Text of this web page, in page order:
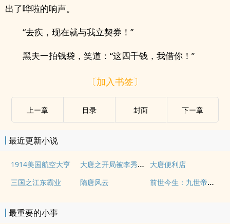
出了哗啦的响声。
“去疾，现在就与我立契券！”
黑夫一拍钱袋，笑道：“这四千钱，我借你！”
〔加入书签〕
上ー章 目录 封面 下ー章
最近更新小说
1914美国航空大亨 大唐之开局被李秀宁退婚
大唐便利店
三国之江东霸业
隋唐风云 前世今生：九世帝王被曝光
最重要的小事